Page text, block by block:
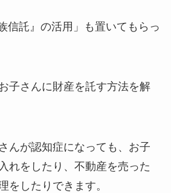
信託』の活用」も置いてもらっ
子さんに財産を託す方法を解
んが認知症になっても、お子
れをしたり、不動産を売った
をしたりできます。